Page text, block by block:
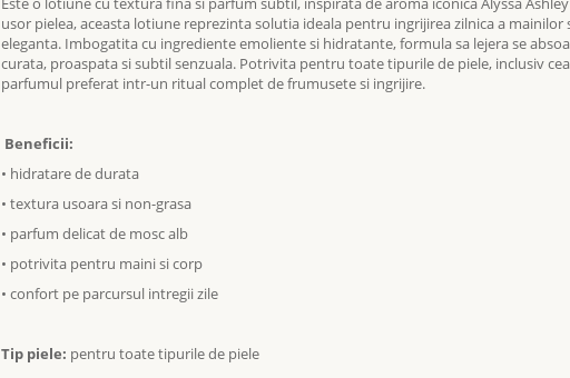
usor pielea, aceasta lotiune reprezinta solutia ideala pentru ingrijirea zilnica a
eleganta. Imbogatita cu ingrediente emoliente si hidratante, formula sa lejera se
curata, proaspata si subtil senzuala. Potrivita pentru toate tipurile de piele, inclusiv
parfumul preferat intr-un ritual complet de frumusete si ingrijire.
Beneficii:
• hidratare de durata
• textura usoara si non-grasa
• parfum delicat de mosc alb
• potrivita pentru maini si corp
• confort pe parcursul intregii zile
Tip piele: pentru toate tipurile de piele